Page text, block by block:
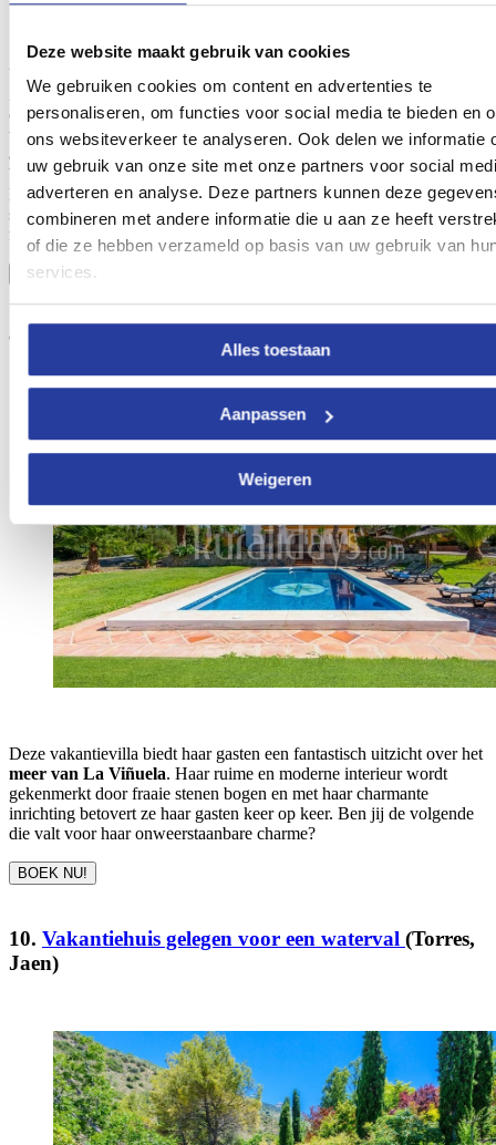
Deze website maakt gebruik van cookies
We gebruiken cookies om content en advertenties te
personaliseren, om functies voor social media te bieden en
ons websiteverkeer te analyseren. Ook delen we informatie
uw gebruik van onze site met onze partners voor social
adverteren en analyse. Deze partners kunnen deze
combineren met andere informatie die u aan ze heeft
of die ze hebben verzameld op basis van uw gebruik van
services.
Alles toestaan
Aanpassen
Weigeren
Voel jezelf de koning te rijk op deze meer dan bijzondere locatie.
Zodra je de poorten van dit vakantiehuis betreedt wordt je
overspoeld door de onbeschrijflijk mooie uitzichten die je hier
worden geboden. De witte muren van dit vakantiehuis steken fraai
af tegen het groen van de achterliggende heuvels en het heldere
blauwe water van je privé zwembad. Ontspan op de comfortabele
ligstoelen en aanschouw het natuurlandschap om je heen of geniet
samen met het hele gezin van een heerlijke barbecue. Wat wil je nog
meer?
BOEK NU!
9. Vakantiehuis met tropische tuin
Deze vakantievilla biedt haar gasten een fantastisch uitzicht over het
meer van La Viñuela. Haar ruime en moderne interieur wordt
gekenmerkt door fraaie stenen bogen en met haar charmante
inrichting betovert ze haar gasten keer op keer. Ben jij de volgende
die valt voor haar onweerstaanbare charme?
BOEK NU!
10. Vakantiehuis gelegen voor een waterval (Torres,
Jaen)